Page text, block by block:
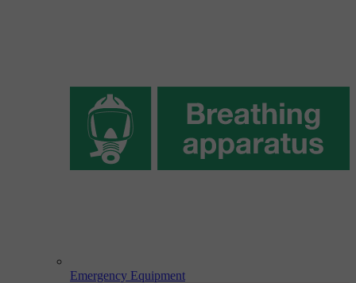
Emergency Equipment